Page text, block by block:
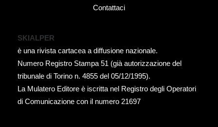
Contattaci
SKIALPER
è una rivista cartacea a diffusione nazionale.
Numero Registro Stampa 51 (già autorizzazione del
tribunale di Torino n. 4855 del 05/12/1995).
La Mulatero Editore è iscritta nel Registro degli Operatori
di Comunicazione con il numero 21697